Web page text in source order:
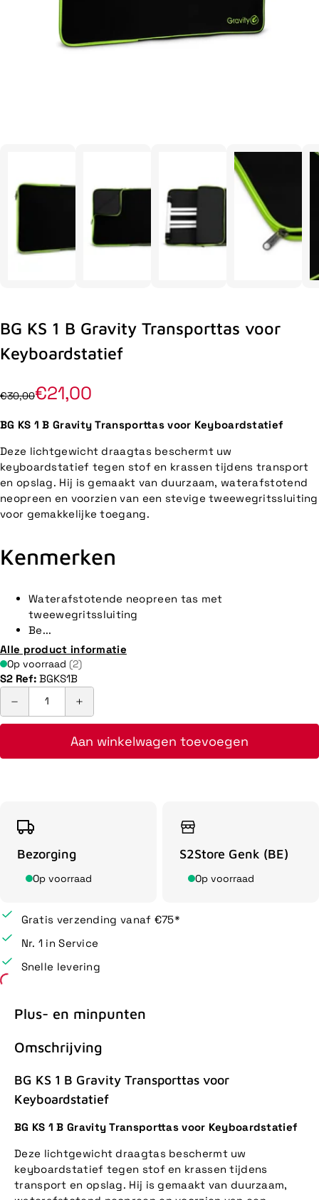
BG KS 1 B Gravity Transporttas voor
Keyboardstatief
€30,00€21,00
BG KS 1 B Gravity Transporttas voor Keyboardstatief
Deze lichtgewicht draagtas beschermt uw
keyboardstatief tegen stof en krassen tijdens transport
en opslag. Hij is gemaakt van duurzaam, waterafstotend
neopreen en voorzien van een stevige tweewegritssluiting
voor gemakkelijke toegang.
Kenmerken
Waterafstotende neopreen tas met
tweewegritssluiting
Be...
Alle product informatie
Op voorraad (2)
S2 Ref: BGKS1B
Aan winkelwagen toevoegen
Bezorging
Op voorraad
S2Store Genk (BE)
Op voorraad
Gratis verzending vanaf €75*
Nr. 1 in Service
Snelle levering
Plus- en minpunten
Omschrijving
BG KS 1 B Gravity Transporttas voor
Keyboardstatief
BG KS 1 B Gravity Transporttas voor Keyboardstatief
Deze lichtgewicht draagtas beschermt uw
keyboardstatief tegen stof en krassen tijdens
transport en opslag. Hij is gemaakt van duurzaam,